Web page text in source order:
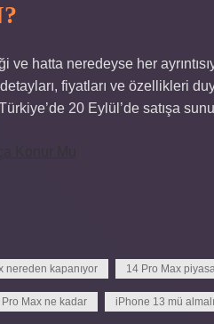
hatta neredeyse her
fiyatları ve özellikleri
20 Eylül’de satışa
Konur Mu
nereden kapanıyor 14 Pro Max
Max ne kadar iPhone 13 mü